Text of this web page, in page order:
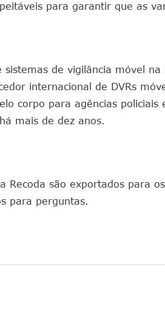
para garantir que as
de vigilância móvel
internacional de DVRs
corpo para agências policiais
mais de dez anos.
Recoda são exportados para
para perguntas.